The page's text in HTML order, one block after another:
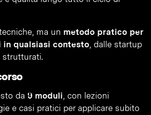
ma un metodo pratico per
qualsiasi contesto, dalle startup
strutturati.
da 9 moduli, con lezioni
e casi pratici per applicare subito